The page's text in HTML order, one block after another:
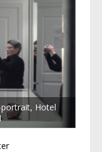
Hotel